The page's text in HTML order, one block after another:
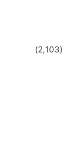
(2,103)